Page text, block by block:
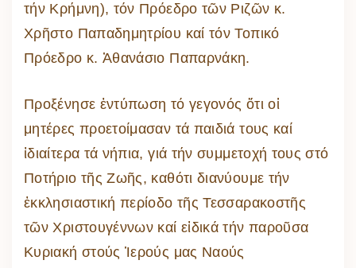
τήν Κρήμνη), τόν Πρόεδρο τῶν Ριζῶν κ.
Χρῆστο Παπαδημητρίου καί τόν Τοπικό
Πρόεδρο κ. Ἀθανάσιο Παπαρνάκη.
Προξένησε ἐντύπωση τό γεγονός ὅτι οἱ
μητέρες προετοίμασαν τά παιδιά τους καί
ἰδιαίτερα τά νήπια, γιά τήν συμμετοχή τους στό
Ποτήριο τῆς Ζωῆς, καθότι διανύουμε τήν
ἐκκλησιαστική περίοδο τῆς Τεσσαρακοστῆς
τῶν Χριστουγέννων καί εἰδικά τήν παροῦσα
Κυριακή στούς Ἱερούς μας Ναούς